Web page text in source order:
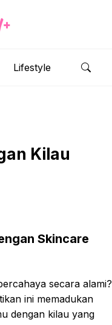
Lifestyle
Kilau
Skincare
secara alami?
ini memadukan
dengan kilau yang